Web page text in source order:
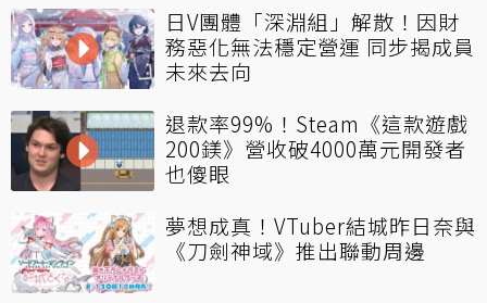
日V團體「深淵組」解散！因財
務惡化無法穩定營運 同步揭成員
未來去向
退款率99%！Steam《這款遊戲
200鎂》營收破4000萬元開發者
也傻眼
夢想成真！VTuber結城昨日奈與
《刀劍神域》推出聯動周邊